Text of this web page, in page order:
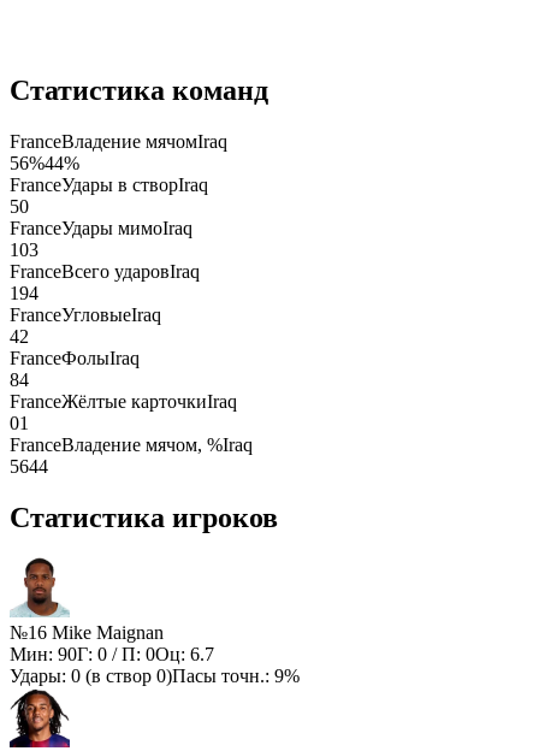
Статистика команд
FranceВладение мячомIraq
56%44%
FranceУдары в створIraq
50
FranceУдары мимоIraq
103
FranceВсего ударовIraq
194
FranceУгловыеIraq
42
FranceФолыIraq
84
FranceЖёлтые карточкиIraq
01
FranceВладение мячом, %Iraq
5644
Статистика игроков
№16 Mike Maignan
Мин: 90Г: 0 / П: 0Оц: 6.7
Удары: 0 (в створ 0)Пасы точн.: 9%